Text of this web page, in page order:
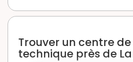
Trouver un centre
technique près de